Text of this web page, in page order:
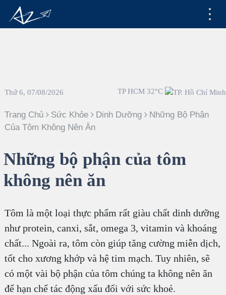
Thứ 6, 07/08/2026 TP HCM 32°C
Trang Chủ Sức Khỏe Dinh Dưỡng
Những Bộ Phận
Của Tôm Không Nên Ăn
Những bộ phận của tôm
không nên ăn
Tôm là một loại thực phẩm rất giàu chất dinh dưỡng
như protein, canxi, sắt, omega 3, vitamin và khoáng
chất... Ngoài ra, tôm còn giúp tăng cường miễn dịch,
tốt cho xương khớp và hệ tim mạch. Tuy nhiên, sẽ
có một vài bộ phận của tôm chúng ta không nên ăn
để hạn chế tác động xấu đối với sức khoẻ.